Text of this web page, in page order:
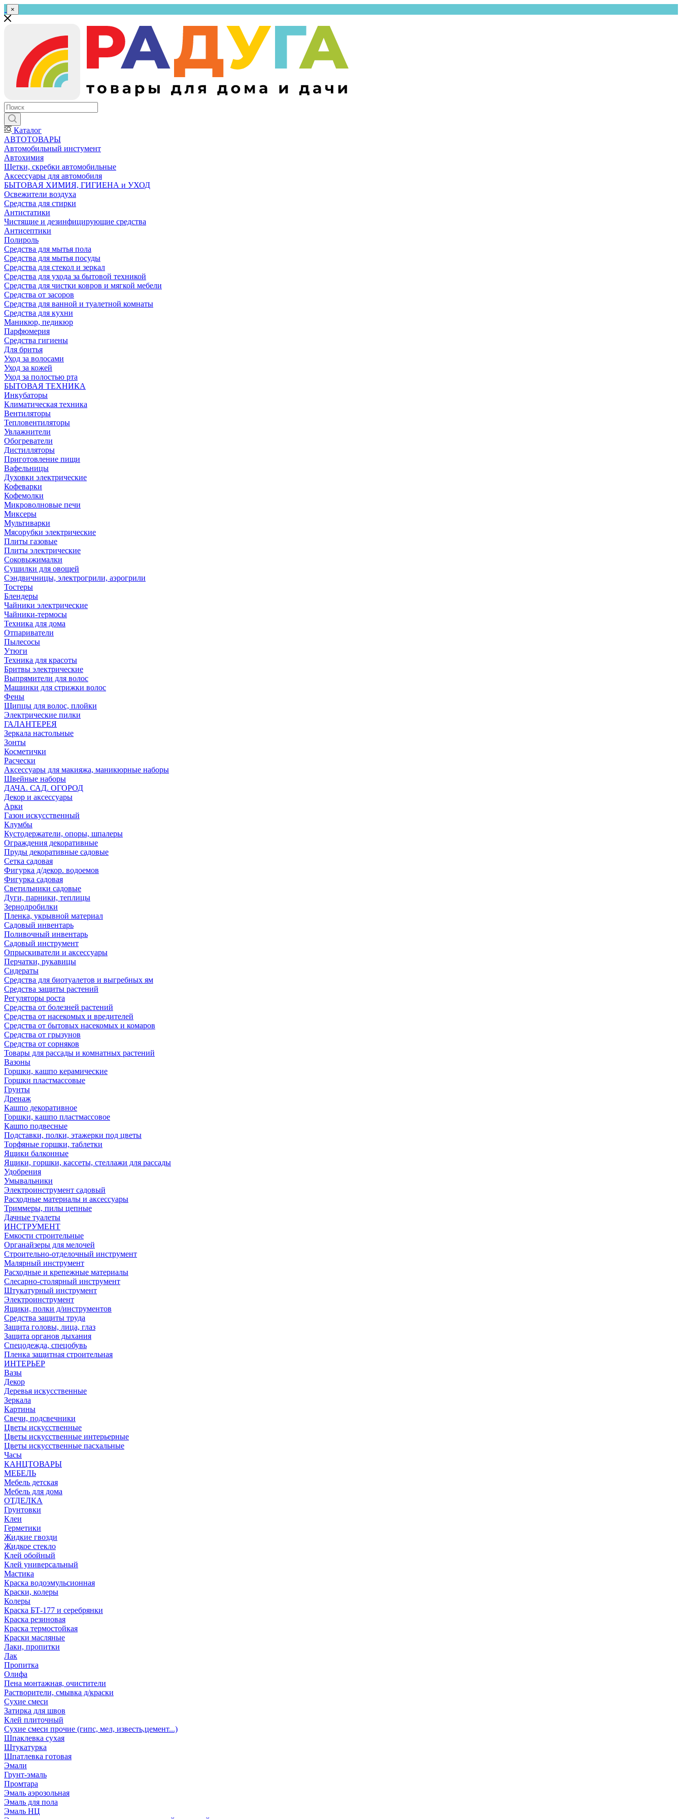
×
Каталог
АВТОТОВАРЫ
Автомобильный инстумент
Автохимия
Щетки, скребки автомобильные
Аксессуары для автомобиля
БЫТОВАЯ ХИМИЯ, ГИГИЕНА и УХОД
Освежители воздуха
Средства для стирки
Антистатики
Чистящие и дезинфицирующие средства
Антисептики
Полироль
Средства для мытья пола
Средства для мытья посуды
Средства для стекол и зеркал
Средства для ухода за бытовой техникой
Средства для чистки ковров и мягкой мебели
Средства от засоров
Средства для ванной и туалетной комнаты
Средства для кухни
Маникюр, педикюр
Парфюмерия
Средства гигиены
Для бритья
Уход за волосами
Уход за кожей
Уход за полостью рта
БЫТОВАЯ ТЕХНИКА
Инкубаторы
Климатическая техника
Вентиляторы
Тепловентиляторы
Увлажнители
Обогреватели
Дистилляторы
Приготовление пищи
Вафельницы
Духовки электрические
Кофеварки
Кофемолки
Микроволновые печи
Миксеры
Мультиварки
Мясорубки электрические
Плиты газовые
Плиты электрические
Соковыжималки
Сушилки для овощей
Сэндвичницы, электрогрили, аэрогрили
Тостеры
Блендеры
Чайники электрические
Чайники-термосы
Техника для дома
Отпариватели
Пылесосы
Утюги
Техника для красоты
Бритвы электрические
Выпрямители для волос
Машинки для стрижки волос
Фены
Щипцы для волос, плойки
Электрические пилки
ГАЛАНТЕРЕЯ
Зеркала настольные
Зонты
Косметички
Расчески
Аксессуары для макияжа, маникюрные наборы
Швейные наборы
ДАЧА. САД. ОГОРОД
Декор и аксессуары
Арки
Газон искусственный
Клумбы
Кустодержатели, опоры, шпалеры
Ограждения декоративные
Пруды декоративные садовые
Сетка садовая
Фигурка д/декор. водоемов
Фигурка садовая
Светильники садовые
Дуги, парники, теплицы
Зернодробилки
Пленка, укрывной материал
Садовый инвентарь
Поливочный инвентарь
Садовый инструмент
Опрыскиватели и аксессуары
Перчатки, рукавицы
Сидераты
Средства для биотуалетов и выгребных ям
Средства защиты растений
Регуляторы роста
Средства от болезней растений
Средства от насекомых и вредителей
Средства от бытовых насекомых и комаров
Средства от грызунов
Средства от сорняков
Товары для рассады и комнатных растений
Вазоны
Горшки, кашпо керамические
Горшки пластмассовые
Грунты
Дренаж
Кашпо декоративное
Горшки, кашпо пластмассовое
Кашпо подвесные
Подставки, полки, этажерки под цветы
Торфяные горшки, таблетки
Ящики балконные
Ящики, горшки, кассеты, стеллажи для рассады
Удобрения
Умывальники
Электроинструмент садовый
Расходные материалы и аксессуары
Триммеры, пилы цепные
Дачные туалеты
ИНСТРУМЕНТ
Емкости строительные
Органайзеры для мелочей
Строительно-отделочный инструмент
Малярный инструмент
Расходные и крепежные материалы
Слесарно-столярный инструмент
Штукатурный инструмент
Электроинструмент
Ящики, полки д/инструментов
Средства защиты труда
Защита головы, лица, глаз
Защита органов дыхания
Спецодежда, спецобувь
Пленка защитная строительная
ИНТЕРЬЕР
Вазы
Декор
Деревья искусственные
Зеркала
Картины
Свечи, подсвечники
Цветы искусственные
Цветы искусственные интерьерные
Цветы искусственные пасхальные
Часы
КАНЦТОВАРЫ
МЕБЕЛЬ
Мебель детская
Мебель для дома
ОТДЕЛКА
Грунтовки
Клеи
Герметики
Жидкие гвозди
Жидкое стекло
Клей обойный
Клей универсальный
Мастика
Краска водоэмульсионная
Краски, колеры
Колеры
Краска БТ-177 и серебрянки
Краска резиновая
Краска термостойкая
Краски масляные
Лаки, пропитки
Лак
Пропитка
Олифа
Пена монтажная, очистители
Растворители, смывка д/краски
Сухие смеси
Затирка для швов
Клей плиточный
Сухие смеси прочие (гипс, мел, известь,цемент...)
Шпаклевка сухая
Штукатурка
Шпатлевка готовая
Эмали
Грунт-эмаль
Промтара
Эмаль аэрозольная
Эмаль для пола
Эмаль НЦ